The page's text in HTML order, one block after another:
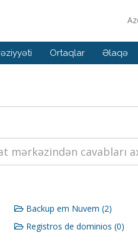
Ortaqlar Əlaqə
Backup em Nuvem (2)
Registros de dominios (0)